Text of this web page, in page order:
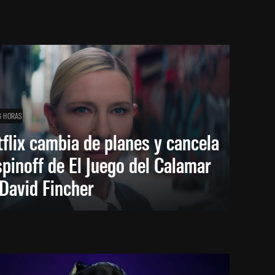
HORAS
cambia de planes y cancela
de El Juego del Calamar
Fincher